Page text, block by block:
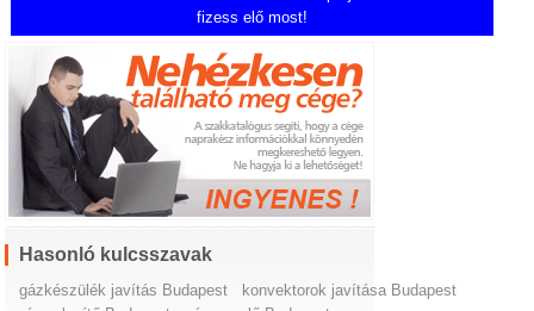
fizess elő most!
Hasonló kulcsszavak
gázkészülék javítás Budapest
konvektorok javítása Budapest